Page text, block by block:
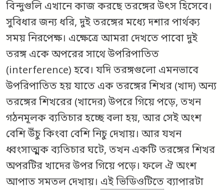
বিন্দুগুলি এখানে কাজ করছে তরঙ্গের উৎস হিসেবে।
সুবিধার জন্য ধরি, দুই তরঙ্গের মধ্যে দশার পার্থক্য
সময় নিরপেক্ষ। এক্ষেত্রে আমরা দেখতে পাবো দুই
তরঙ্গ একে অপরের সাথে উপরিপাতিত
(interference) হবে। যদি তরঙ্গগুলো এমনভাবে
উপরিপাতিত হয় যাতে এক তরঙ্গের শিখর (খাদ) অন্য
তরঙ্গের শিখরের (খাদের) উপরে গিয়ে পড়ে, তখন
গঠনমূলক ব্যতিচার হচ্ছে বলা হয়, আর সেই অংশ
বেশি উঁচু কিংবা বেশি নিচু দেখায়। আর যখন
ধ্বংসাত্মক ব্যতিচার ঘটে, তখন একটি তরঙ্গের শিখর
অপরটির খাদের উপর গিয়ে পড়ে। ফলে ঐ অংশ
আপাত সমতল দেখায়। এই ভিডিওটিতেব্যাপারটা